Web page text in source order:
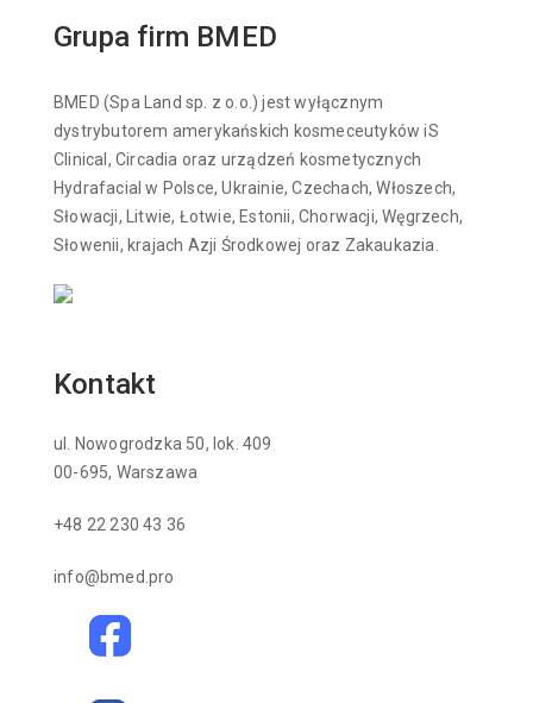
Grupa firm BMED
BMED (Spa Land sp. z o.o.) jest wyłącznym
dystrybutorem amerykańskich kosmeceutyków iS
Clinical, Circadia oraz urządzeń kosmetycznych
Hydrafacial w Polsce, Ukrainie, Czechach, Włoszech,
Słowacji, Litwie, Łotwie, Estonii, Chorwacji, Węgrzech,
Słowenii, krajach Azji Środkowej oraz Zakaukazia.
Kontakt
ul. Nowogrodzka 50, lok. 409
00-695, Warszawa
+48 22 230 43 36
info@bmed.pro